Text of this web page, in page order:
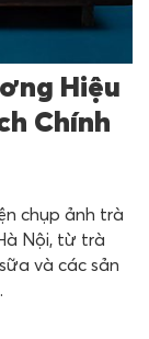
Hiệu
Chính
chụp ảnh trà
Nội, từ trà
và các sản